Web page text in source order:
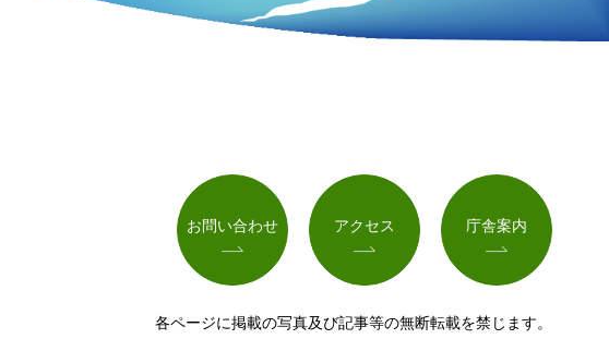
お問い合わせ アクセス 庁舎案内
各ページに掲載の写真及び記事等の無断転載を禁じます。